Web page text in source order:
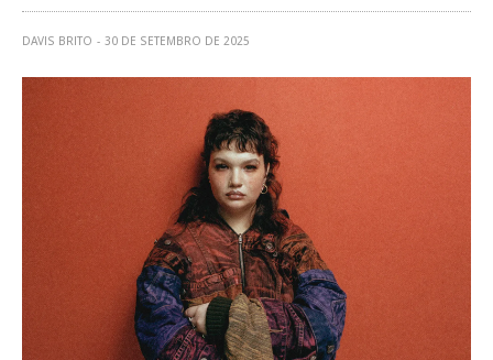
DAVIS BRITO 30 DE SETEMBRO DE 2025